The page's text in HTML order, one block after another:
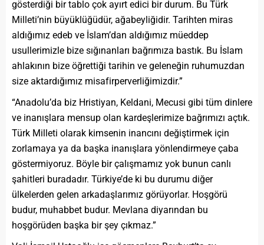
gösterdiği bir tablo çok ayırt edici bir durum. Bu Türk
Milleti’nin büyüklüğüdür, ağabeyliğidir. Tarihten miras
aldığımız edeb ve İslam’dan aldığımız müeddep
usullerimizle bize sığınanları bağrımıza bastık. Bu İslam
ahlakının bize öğrettiği tarihin ve geleneğin ruhumuzdan
size aktardığımız misafirperverliğimizdir.”
“Anadolu’da biz Hristiyan, Keldani, Mecusi gibi tüm dinlere
ve inanışlara mensup olan kardeşlerimize bağrımızı açtık.
Türk Milleti olarak kimsenin inancını değiştirmek için
zorlamaya ya da başka inanışlara yönlendirmeye çaba
göstermiyoruz. Böyle bir çalışmamız yok bunun canlı
şahitleri buradadır. Türkiye’de ki bu durumu diğer
ülkelerden gelen arkadaşlarımız görüyorlar. Hoşgörü
budur, muhabbet budur. Mevlana diyarından bu
hoşgörüden başka bir şey çıkmaz.”